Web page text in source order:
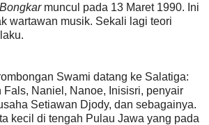
Bongkarmuncul pada 13 Maret 1990. Ini
wartawan musik. Sekali lagi teori
Swami datang ke Salatiga:
Fals, Naniel, Nanoe, Inisisri, penyair
Setiawan Djody, dan sebagainya.
kecil di tengah Pulau Jawa yang pada